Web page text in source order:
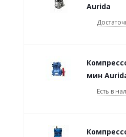
Aurida
мин
Есть в